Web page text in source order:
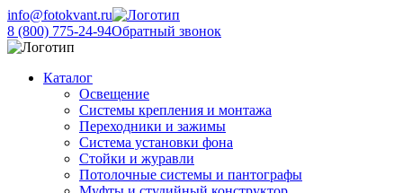
info@fotokvant.ru
8 (800) 775-24-94Обратный звонок
Каталог
Освещение
Системы крепления и монтажа
Переходники и зажимы
Система установки фона
Стойки и журавли
Потолочные системы и пантографы